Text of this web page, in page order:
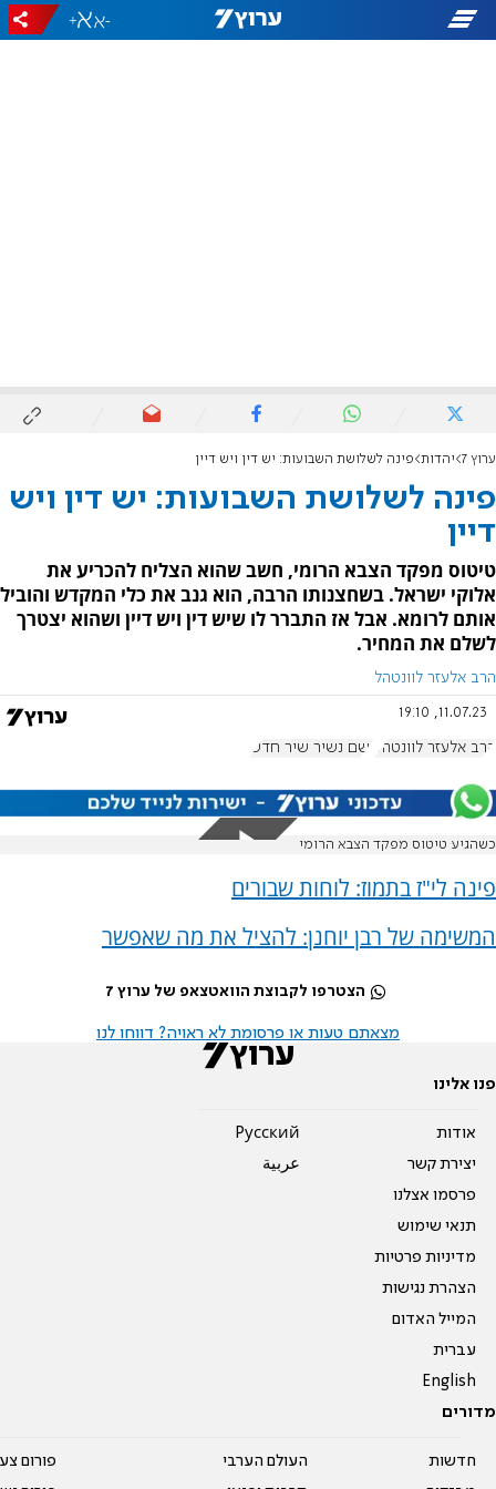
-
+
ערוץ 7 יהדות פינה לשלושת השבועות: יש דין ויש דיין
פינה לשלושת השבועות: יש דין ויש
דיין
טיטוס מפקד הצבא הרומי, חשב שהוא הצליח להכריע את
אלוקי ישראל. בשחצנותו הרבה, הוא גנב את כלי המקדש והוביל
אותם לרומא. אבל אז התברר לו שיש דין ויש דיין ושהוא יצטרך
לשלם את המחיר.
הרב אלעזר לוונטהל
11.07.23, 19:10
הרב אלעזר לוונטהל ושם נשיר שיר חדש
כשהגיע טיטוס מפקד הצבא הרומי
פינה לי"ז בתמוז: לוחות שבורים
המשימה של רבן יוחנן: להציל את מה שאפשר
הצטרפו לקבוצת הוואטצאפ של ערוץ 7
מצאתם טעות או פרסומת לא ראויה? דווחו לנו
פנו אלינו
אודות
יצירת קשר
פרסמו אצלנו
תנאי שימוש
מדיניות פרטיות
הצהרת נגישות
המייל האדום
עברית
English
Pусский
عربية
מדורים
חדשות
העולם הערבי
פורום